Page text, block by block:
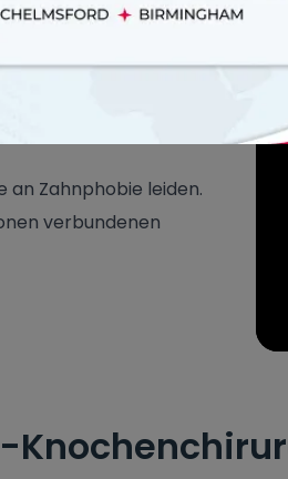
–
an Zahnphobie leiden.
verbundenen